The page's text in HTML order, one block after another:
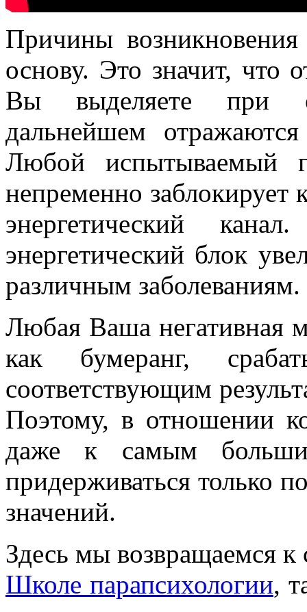
Причины
основу. Это значит, что
Вы выделяете при
дальнейшем
Любой испытываемый
непременно заблокирует
энергетический
энергетический блок
различным заболеваниям.
Любая Ваша негативная
как бумеранг,
соответствующим
Поэтому, в отношении
даже к самым
придерживаться только
значений.
Здесь мы возвращаемся
Школе парапсихологии,